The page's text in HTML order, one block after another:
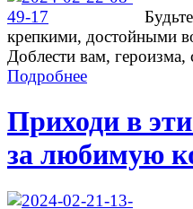
крепкими, достойными
Доблести вам, героизма,
Подробнее
Приходи в
за любимую